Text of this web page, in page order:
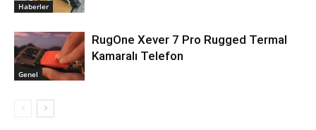
Haberler
Genel
RugOne Xever 7 Pro Rugged Termal
Kamaralı Telefon